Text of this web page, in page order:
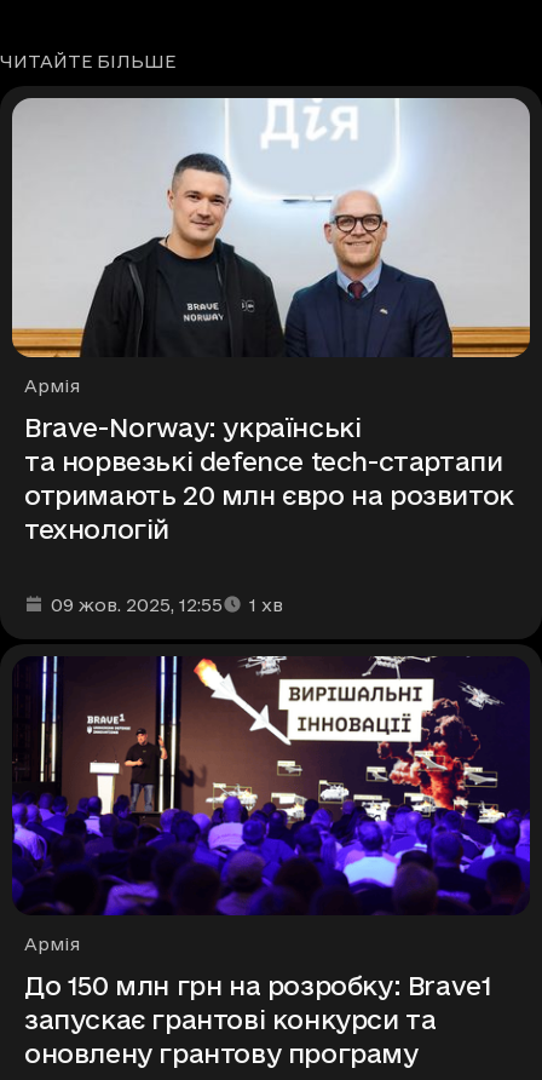
ЧИТАЙТЕ БІЛЬШЕ
Рубрики
Армія
Brave-Norway: українські
та норвезькі defence tech-стартапи
отримають 20 млн євро на розвиток
технологій
Дата та час публікації:
09 жов. 2025, 12:55
Час читання: 1 хв
Рубрики
Армія
До 150 млн грн на розробку: Brave1
запускає грантові конкурси та
оновлену грантову програму